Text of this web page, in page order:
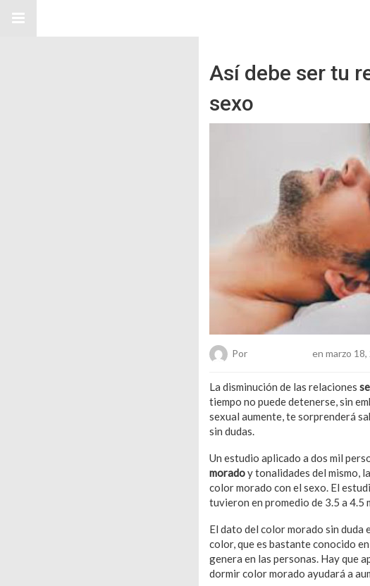
Así debe ser tu
sexo
Por en marzo 18,
La disminución de las relaciones
tiempo no puede detenerse, sin
sexual aumente, te sorprenderá
sin dudas.
Un estudio aplicado a dos mil
moradoy tonalidades del mismo,
color morado con el sexo. El
tuvieron en promedio de 3.5 a 4.5
El dato del color morado sin duda
color, que es bastante conocido
genera en las personas. Hay que
dormir color morado ayudará a